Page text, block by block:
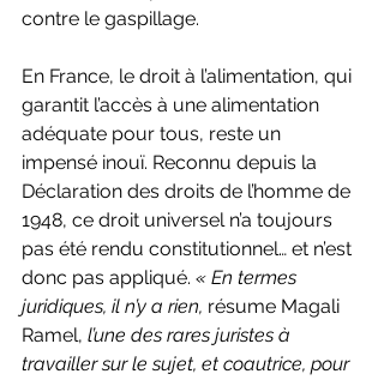
contre le gaspillage.
En France, le droit à l’alimentation, qui
garantit l’accès à une alimentation
adéquate pour tous, reste un
impensé inouï. Reconnu depuis la
Déclaration des droits de l’homme de
1948, ce droit universel n’a toujours
pas été rendu constitutionnel… et n’est
donc pas appliqué. « En termes
juridiques, il n’y a rien, résume Magali
Ramel, l’une des rares juristes à
travailler sur le sujet, et coautrice, pour